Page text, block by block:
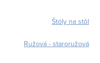
Štóly na stôl
Ružová - staroružová